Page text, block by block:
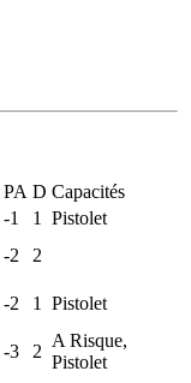
PA D Capacités
-1 1
Pistolet
-2
2
-2 1
Pistolet
-3 2
A Risque,
Pistolet